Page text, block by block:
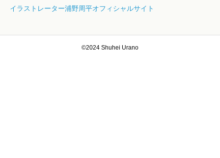
イラストレーター浦野周平オフィシャルサイト
©2024 Shuhei Urano